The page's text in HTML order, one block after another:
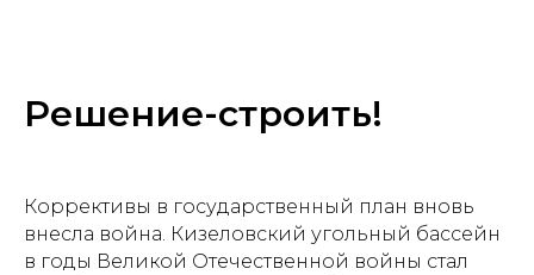
Решение-строить!
Коррективы в государственный план вновь
внесла война. Кизеловский угольный бассейн
в годы Великой Отечественной войны стал